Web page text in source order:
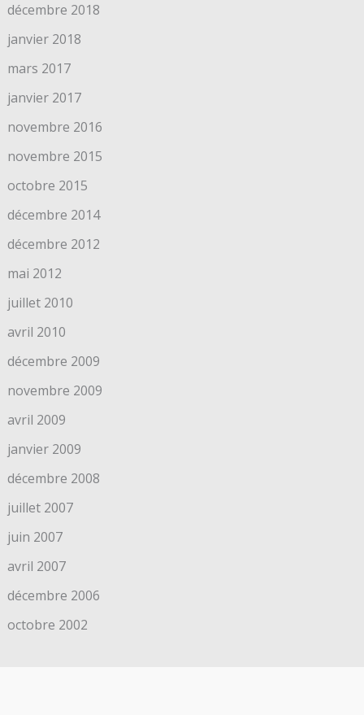
décembre 2018
janvier 2018
mars 2017
janvier 2017
novembre 2016
novembre 2015
octobre 2015
décembre 2014
décembre 2012
mai 2012
juillet 2010
avril 2010
décembre 2009
novembre 2009
avril 2009
janvier 2009
décembre 2008
juillet 2007
juin 2007
avril 2007
décembre 2006
octobre 2002